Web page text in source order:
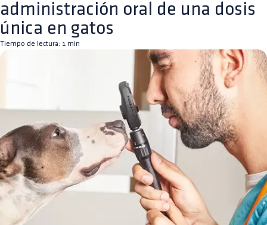
administración oral de una dosis
única en gatos
Tiempo de lectura: 1 min